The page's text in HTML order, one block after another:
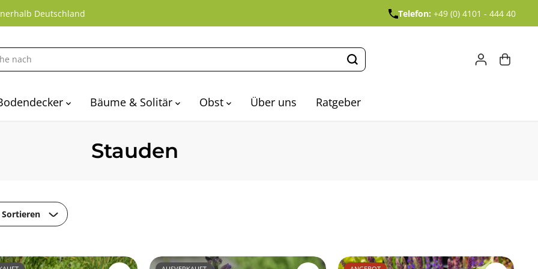
Deutschland Telefon: +49 (0) 4101 - 444 40
Bäume & Solitär Obst Über uns Ratgeber
Stauden
Sortieren